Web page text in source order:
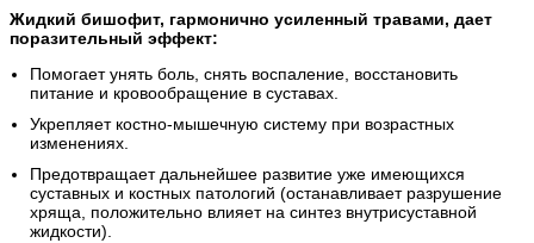
Жидкий бишофит, гармонично усиленный травами, дает
поразительный эффект:
Помогает унять боль, снять воспаление, восстановить
питание и кровообращение в суставах.
Укрепляет костно-мышечную систему при возрастных
изменениях.
Предотвращает дальнейшее развитие уже имеющихся
суставных и костных патологий (останавливает разрушение
хряща, положительно влияет на синтез внутрисуставной
жидкости).